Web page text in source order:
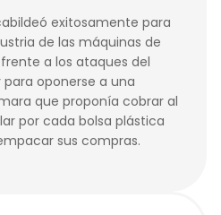
exitosamente para
de las máquinas de
a los ataques del
oponerse a una
que proponía cobrar al
por cada bolsa plástica
sus compras.